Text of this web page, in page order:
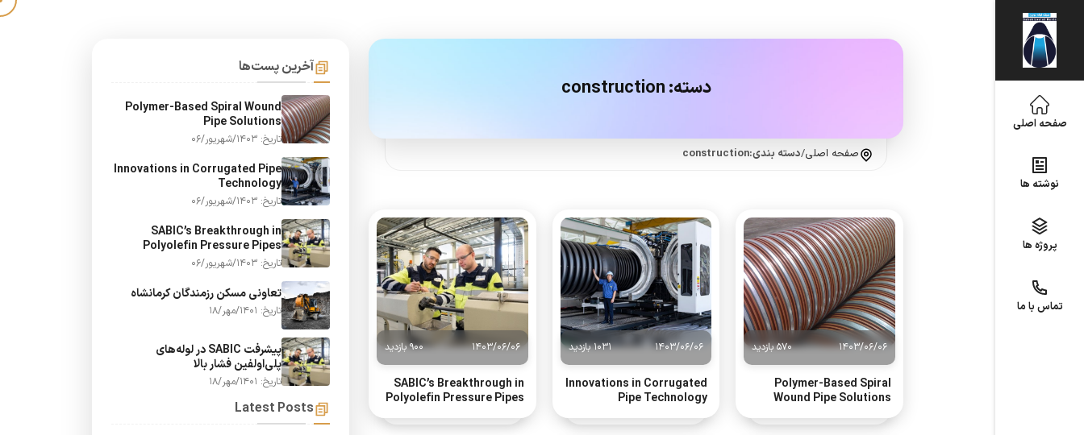
صفحه اصلی
نوشته ها
پروژه ها
تماس با ما
دسته:construction
صفحه اصلی/دسته بندی:construction
1403/06/06 570 بازدید
Polymer-Based Spiral
Wound Pipe Solutions
1403/06/06 1031 بازدید
Innovations in Corrugated
Pipe Technology
1403/06/06 900 بازدید
SABIC’s Breakthrough in
Polyolefin Pressure Pipes
آخرین پست‌ها
Polymer-Based Spiral Wound
Pipe Solutions
تاریخ: 1403/شهریور/06
Innovations in Corrugated Pipe
Technology
تاریخ: 1403/شهریور/06
SABIC’s Breakthrough in
Polyolefin Pressure Pipes
تاریخ: 1403/شهریور/06
تعاونی مسکن رزمندگان کرمانشاه
تاریخ: 1401/مهر/18
پیشرفت SABIC در لوله‌های
پلی‌اولفین فشار بالا
تاریخ: 1401/مهر/18
Latest Posts